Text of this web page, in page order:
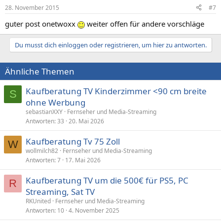
28. November 2015 #7
guter post onetwoxx weiter offen für andere vorschläge
Du musst dich einloggen oder registrieren, um hier zu antworten.
Ähnliche Themen
S
Kaufberatung TV Kinderzimmer <90 cm breite
ohne Werbung
sebastianXXY Fernseher und Media-Streaming
Antworten 33 20. Mai 2026
W Kaufberatung Tv 75 Zoll
wollmilch82 Fernseher und Media-Streaming
Antworten 7 17. Mai 2026
R
Kaufberatung TV um die 500€ für PS5, PC
Streaming, Sat TV
RKUnited Fernseher und Media-Streaming
Antworten 10 4. November 2025